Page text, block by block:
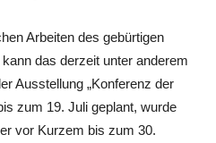
Arbeiten des gebürtigen
das derzeit unter anderem
Ausstellung „Konferenz der
zum 19. Juli geplant, wurde
vor Kurzem bis zum 30.